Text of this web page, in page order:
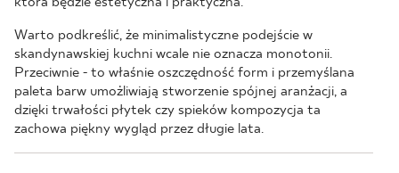
Warto podkreślić, że minimalistyczne podejście w
skandynawskiej kuchni wcale nie oznacza monotonii.
Przeciwnie - to właśnie oszczędność form i przemyślana
paleta barw umożliwiają stworzenie spójnej aranżacji, a
dzięki trwałości płytek czy spieków kompozycja ta
zachowa piękny wygląd przez długie lata.